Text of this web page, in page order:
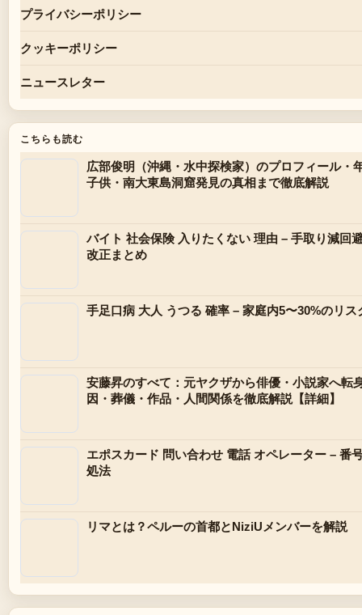
プライバシーポリシー
クッキーポリシー
ニュースレター
こちらも読む
広部俊明（沖縄・水中探検家）のプロフィール・
子供・南大東島洞窟発見の真相まで徹底解説
バイト 社会保険 入りたくない 理由 – 手取り減回
改正まとめ
手足口病 大人 うつる 確率 – 家庭内5〜30%のリス
安藤昇のすべて：元ヤクザから俳優・小説家へ転
因・葬儀・作品・人間関係を徹底解説【詳細】
エポスカード 問い合わせ 電話 オペレーター – 番
処法
リマとは？ペルーの首都とNiziUメンバーを解説